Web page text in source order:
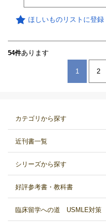
ほしいものリストに登録
54件あります
1 2
カテゴリから探す
近刊書一覧
シリーズから探す
好評参考書・教科書
臨床留学への道 USMLE対策